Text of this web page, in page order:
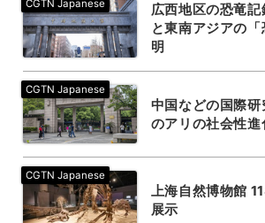
広西地区の恐竜
と東南アジアの
明
中国などの国際
のアリの社会性
上海自然博物館
展示